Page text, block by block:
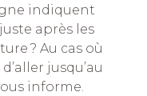
indiquent
après les
? Au cas où
jusqu’au
informe.